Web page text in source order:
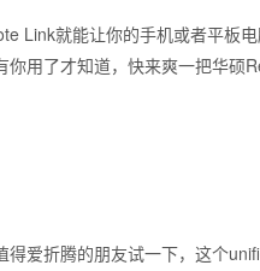
就能让你的手机或者平板
用了才知道，快来爽一把华硕
爱折腾的朋友试一下，这个